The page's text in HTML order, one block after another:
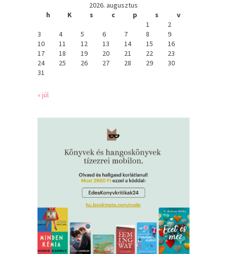
2026. augusztus
h
K s c p s
v
1
2
3
4 5 6 7 8
9
10
11 12 13 14 15
16
17
18 19 20 21 22
23
24
25 26 27 28 29
30
31
« júl